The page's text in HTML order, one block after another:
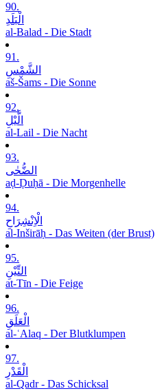
90.
الْبَلَدِ
al-Balad - Die Stadt
91.
الشَّمْسِ
aš-Šams - Die Sonne
92.
الَّیْلِ
al-Lail - Die Nacht
93.
الضُّحٰی
aḍ-Ḍuḥā - Die Morgenhelle
94.
الْاِنْشِرَاحِ
al-Inširāḥ - Das Weiten (der Brust)
95.
التِّیْنِ
at-Tīn - Die Feige
96.
الْعَلَقِ
al-ʿAlaq - Der Blutklumpen
97.
الْقَدْرِ
al-Qadr - Das Schicksal